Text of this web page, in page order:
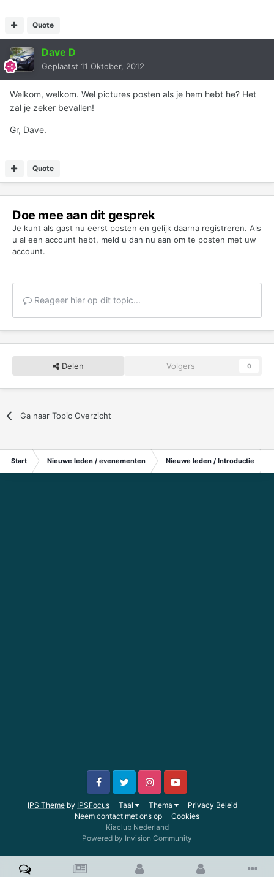
Quote
Dave D
Geplaatst 11 Oktober, 2012
Welkom, welkom. Wel pictures posten als je hem hebt he? Het
zal je zeker bevallen!
Gr, Dave.
Quote
Doe mee aan dit gesprek
Je kunt als gast nu eerst posten en gelijk daarna registreren. Als
u al een account hebt, meld u dan nu aan om te posten met uw
account.
Reageer hier op dit topic...
Delen Volgers 0
Ga naar Topic Overzicht
Start Nieuwe leden / evenementen Nieuwe leden / Introductie
IPS Theme by IPSFocus Taal Thema
Privacy Beleid
Neem contact met ons op
Cookies
Kiaclub Nederland
Powered by Invision Community